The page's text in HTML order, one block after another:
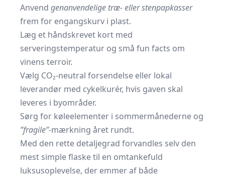
Anvend genanvendelige træ- eller stenpapkasser
frem for engangskurv i plast.
Læg et håndskrevet kort med
serveringstemperatur og små fun facts om
vinens terroir.
Vælg CO₂-neutral forsendelse eller lokal
leverandør med cykelkurér, hvis gaven skal
leveres i byområder.
Sørg for køleelementer i sommermånederne og
”fragile”-mærkning året rundt.
Med den rette detaljegrad forvandles selv den
mest simple flaske til en omtanke­fuld
luksusoplevelse, der emmer af både